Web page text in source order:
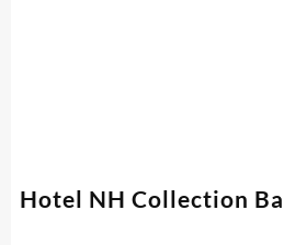
Hotel NH Collection